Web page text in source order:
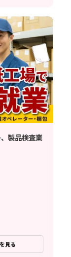
製品検査業
見る